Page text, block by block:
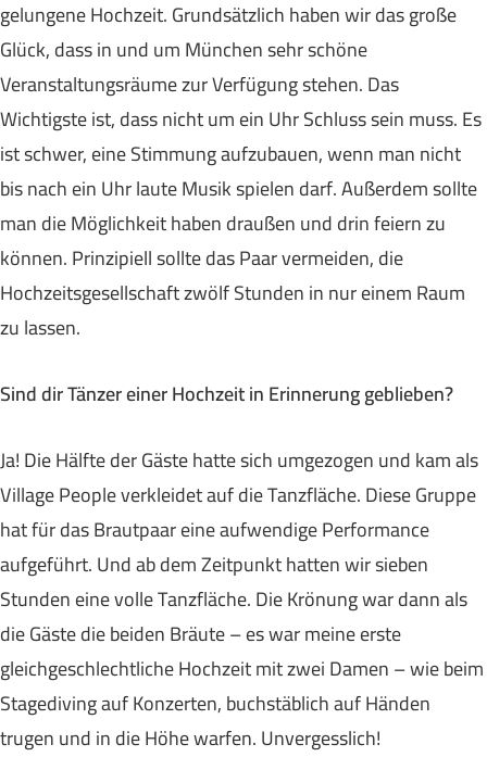
gelungene Hochzeit. Grundsätzlich haben wir das große
Glück, dass in und um München sehr schöne
Veranstaltungsräume zur Verfügung stehen. Das
Wichtigste ist, dass nicht um ein Uhr Schluss sein muss. Es
ist schwer, eine Stimmung aufzubauen, wenn man nicht
bis nach ein Uhr laute Musik spielen darf. Außerdem sollte
man die Möglichkeit haben draußen und drin feiern zu
können. Prinzipiell sollte das Paar vermeiden, die
Hochzeitsgesellschaft zwölf Stunden in nur einem Raum
zu lassen.
Sind dir Tänzer einer Hochzeit in Erinnerung geblieben?
Ja! Die Hälfte der Gäste hatte sich umgezogen und kam als
Village People verkleidet auf die Tanzfläche. Diese Gruppe
hat für das Brautpaar eine aufwendige Performance
aufgeführt. Und ab dem Zeitpunkt hatten wir sieben
Stunden eine volle Tanzfläche. Die Krönung war dann als
die Gäste die beiden Bräute – es war meine erste
gleichgeschlechtliche Hochzeit mit zwei Damen – wie beim
Stagediving auf Konzerten, buchstäblich auf Händen
trugen und in die Höhe warfen. Unvergesslich!